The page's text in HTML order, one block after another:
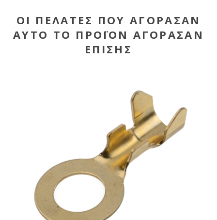
ΟΙ ΠΕΛΆΤΕΣ ΠΟΥ ΑΓΌΡΑΣΑΝ
ΑΥΤΌ ΤΟ ΠΡΟΪΌΝ ΑΓΌΡΑΣΑΝ
ΕΠΊΣΗΣ